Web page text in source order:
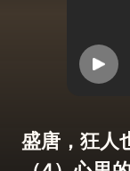
盛唐，狂人